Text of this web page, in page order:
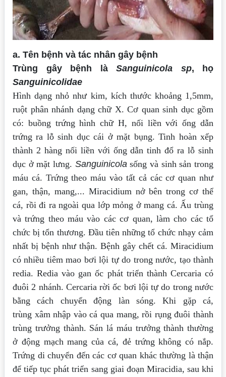
a. Tên bệnh và tác nhân gây bệnh
Trùng gây bệnh là Sanguinicola sp, họ
Sanguinicolidae
Hình dạng nhỏ như kim, kích thước khoảng 1,5mm,
ruột phân nhánh dạng chữ X. Cơ quan sinh dục gồm
có: buồng trứng hình chữ H, nối liền với ống dẫn
trứng ra lỗsinh dục cái ở mặt bụng. Tinh hoàn xếp
thành 2 hàng nối liền với ống dẫn tinh đổ ralỗ sinh
dục ở mặt lưng. Sanguinicolasống và sinh sản trong
máu cá. Trứng theo máuvào tất cả các cơ quan như
gan, thận, mang,... Miracidium nở bên trong cơ thể
cá, rồiđi ra ngoài qua lớp mỏng ở mang cá. Ấu trùng
và trứng theo máu vào các cơ quan, làm cho các tổ
chức bị tổn thương. Đầu tiên những tổ chức nhạy cảm
nhất bị bệnh như thận. Bệnh gây chết cá. Miracidium
có nhiều tiêm mao bơi lội tự do trong nước, tạo thành
redia. Redia vào gan ốc phát triển thành Cercaria có
đuôi 2 nhánh. Cercariarời ốc bơi lội tự do trong nước
bằng cách chuyển động làn sóng. Khi gặp cá,
trùng xâm nhập vào cá qua mang, rồi rụng đuôi thành
trùng trưởng thành. Sán lá máu trưởng thành thường
ở động mạch mang của cá, đẻ trứng không có nắp.
Trứng di chuyển đến các cơ quan khác thường là thận
để tiếp tục phát triển sang giai đoạn Miracidia, sau khi